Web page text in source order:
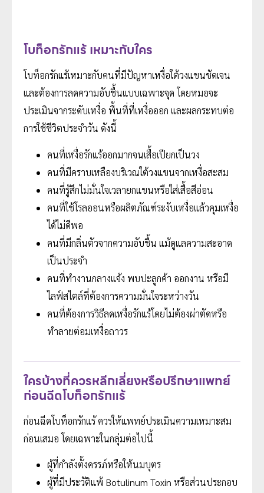
โบท็อกรักแร้ เหมาะกับใคร
โบท็อกรักแร้เหมาะกับคนที่มีปัญหาเหงื่อใต้วงแขนชัดเจน
และต้องการลดความอับชื้นแบบเฉพาะจุด โดยหมอจะ
ประเมินจากระดับเหงื่อ พื้นที่ที่เหงื่อออก และผลกระทบต่อ
การใช้ชีวิตประจำวัน ดังนี้
คนที่เหงื่อรักแร้ออกมากจนเสื้อเปียกเป็นวง
คนที่มีคราบเหลืองบริเวณใต้วงแขนจากเหงื่อสะสม
คนที่รู้สึกไม่มั่นใจเวลายกแขนหรือใส่เสื้อสีอ่อน
คนที่ใช้โรลออนหรือผลิตภัณฑ์ระงับเหงื่อแล้วคุมเหงื่อ
ได้ไม่ดีพอ
คนที่มีกลิ่นตัวจากความอับชื้น แม้ดูแลความสะอาด
เป็นประจำ
คนที่ทำงานกลางแจ้ง พบปะลูกค้า ออกงาน หรือมี
ไลฟ์สไตล์ที่ต้องการความมั่นใจระหว่างวัน
คนที่ต้องการวิธีลดเหงื่อรักแร้โดยไม่ต้องผ่าตัดหรือ
ทำลายต่อมเหงื่อถาวร
ใครบ้างที่ควรหลีกเลี่ยงหรือปรึกษาแพทย์
ก่อนฉีดโบท็อกรักแร้
ก่อนฉีดโบท็อกรักแร้ ควรให้แพทย์ประเมินความเหมาะสม
ก่อนเสมอ โดยเฉพาะในกลุ่มต่อไปนี้
ผู้ที่กำลังตั้งครรภ์หรือให้นมบุตร
ผู้ที่มีประวัติแพ้ Botulinum Toxin หรือส่วนประกอบ